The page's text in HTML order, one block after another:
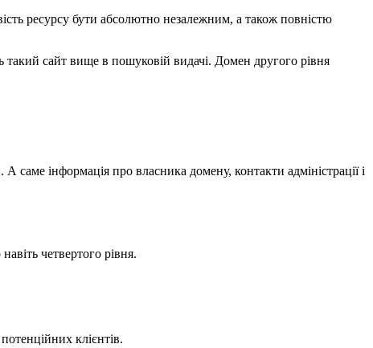
ресурсу бути абсолютно незалежним, а також повністю
такий сайт вище в пошуковій видачі. Домен другого рівня
інформація про власника домену, контакти адміністрації і
четвертого рівня.
клієнтів.